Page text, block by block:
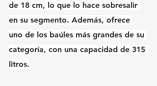
de 18 cm, lo que lo hace sobresalir
en su segmento. Además, ofrece
uno de los baúles más grandes de su
categoría, con una capacidad de 315
litros.